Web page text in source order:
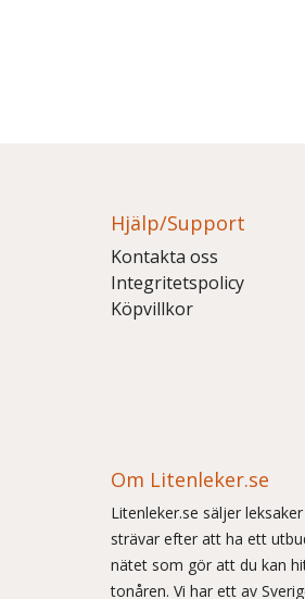
Hjälp/Support
Kontakta oss
Integritetspolicy
Köpvillkor
Om Litenleker.se
Litenleker.se säljer
strävar efter att ha ett
nätet som gör att du kan
tonåren. Vi har ett av